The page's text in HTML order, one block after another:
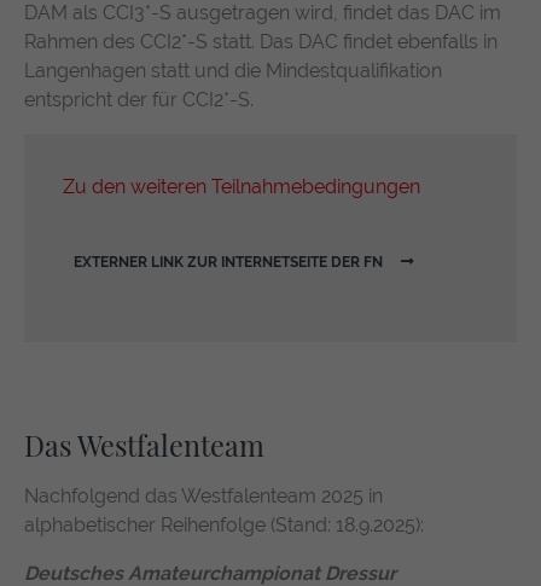
DAM als CCI3*-S ausgetragen wird, findet das DAC im
Rahmen des CCI2*-S statt. Das DAC findet ebenfalls in
Langenhagen statt und die Mindestqualifikation
entspricht der für CCI2*-S.
Zu den weiteren Teilnahmebedingungen
EXTERNER LINK ZUR INTERNETSEITE DER FN
Das Westfalenteam
Nachfolgend das Westfalenteam 2025 in
alphabetischer Reihenfolge (Stand: 18.9.2025):
Deutsches Amateurchampionat Dressur